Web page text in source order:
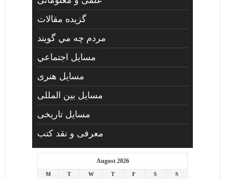
گزیده مقالات
مردم چه مي گويند
مسايل اجتماعي
مسايل هنری
مسایل بین المللی
مسایل تاریخی
معرفی و نقد کتب
August 2026
M T W T F S S